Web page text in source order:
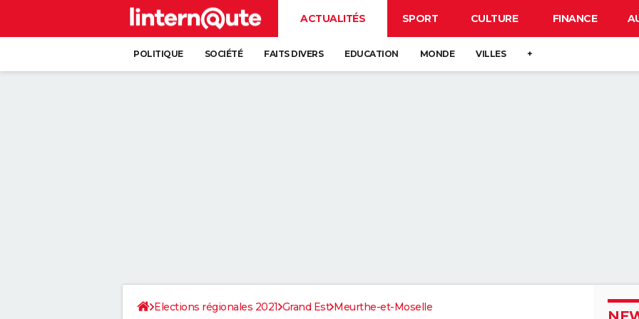
ACTUALITÉS SPORT CULTURE FINANCE
POLITIQUE SOCIÉTÉ FAITS DIVERS EDUCATION MONDE VILLES +
Elections régionales 2021 Grand Est Meurthe-et-Moselle